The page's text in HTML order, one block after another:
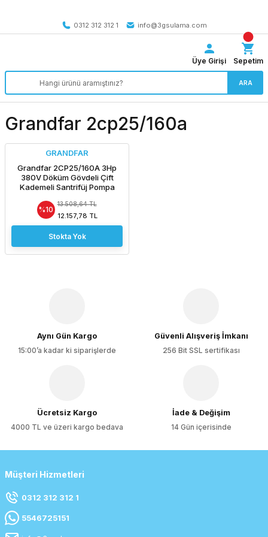
0312 312 312 1
info@3gsulama.com
ARA
Üye Girişi Sepetim
Grandfar 2cp25/160a
GRANDFAR
Grandfar 2CP25/160A 3Hp
380V Döküm Gövdeli Çift
Kademeli Santrifüj Pompa
%10
13.508,64 TL
12.157,78 TL
Stokta Yok
Aynı Gün Kargo
15:00’a kadar ki siparişlerde
Güvenli Alışveriş İmkanı
256 Bit SSL sertifikası
Ücretsiz Kargo
4000 TL ve üzeri kargo bedava
İade & Değişim
14 Gün içerisinde
Müşteri Hizmetleri
0312 312 312 1
5546725151